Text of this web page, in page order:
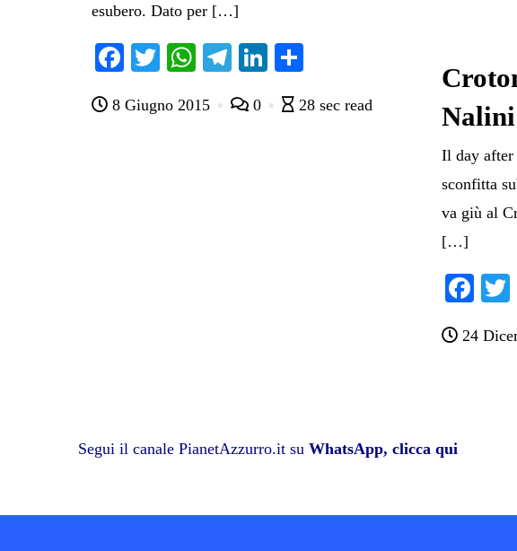
esubero. Dato per […]
Fa
bo
T
tte
W
ts
Te
gr
Li
ed di
8 Giugno 2015 0 28 sec read
Nalini
Il day after
sconfitta
va giù al
[…]
Fa
bo
24
Segui il canale PianetAzzurro.it su WhatsApp, clicca qui